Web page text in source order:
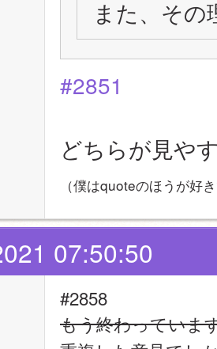
また、そ
#2851
どちらが見や
（僕はquoteのほうが好
07:50:50
#2858
もう終わっていま